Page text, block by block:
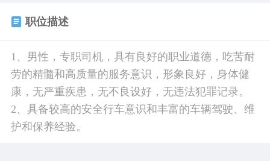
职位描述
1、男性，专职司机，具有良好的职业道德，吃苦耐
劳的精髓和高质量的服务意识，形象良好，身体健
康，无严重疾患，无不良设好，无违法犯罪记录。
2、具备较高的安全行车意识和丰富的车辆驾驶、维
护和保养经验。